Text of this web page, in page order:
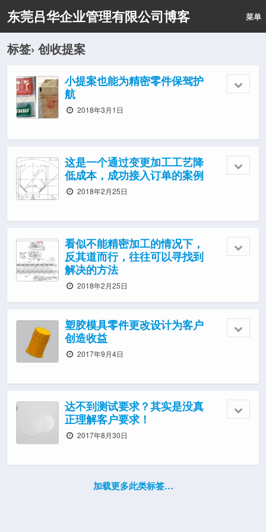
东莞吕华企业管理有限公司博客 菜单
标签› 创收提案
小提案也能为精密零件保驾护
航
2018年3月1日
这是一个通过变更加工工艺降
低成本，成功接入订单的案例
2018年2月25日
看似不能精密加工的情况下，
反其道而行，往往可以寻找到
解决的方法
2018年2月25日
塑胶模具零件更改设计为客户
创造收益
2017年9月4日
达不到测试要求？其实是没真
正理解客户要求！
2017年8月30日
加载更多此类标签…